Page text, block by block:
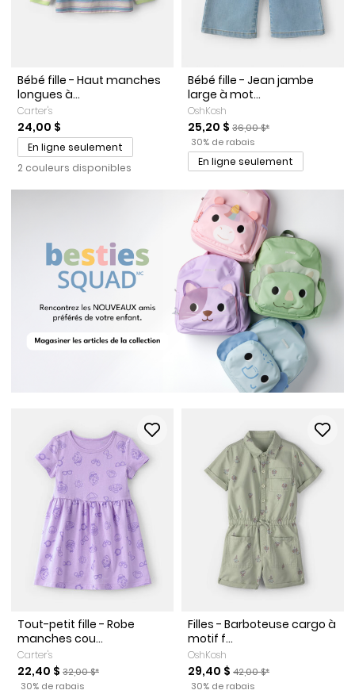
Bébé fille - Haut manches
longues à...
Carter's
24,00 $
En ligne seulement
2 couleurs disponibles
Bébé fille - Jean jambe
large à mot...
OshKosh
Prix de solde
25,20 $ Prix ​​de détail suggéré par
36,00 $*
Pourcentage de rabais
30% de rabais
En ligne seulement
Tout-petit fille - Robe
manches cou...
Carter's
Prix de solde
22,40 $ Prix ​​de détail suggéré par le fabricant
32,00 $*
Pourcentage de rabais
30% de rabais
Filles - Barboteuse cargo à
motif f...
OshKosh
Prix de solde
29,40 $ Prix ​​de détail suggéré par
42,00 $*
Pourcentage de rabais
30% de rabais